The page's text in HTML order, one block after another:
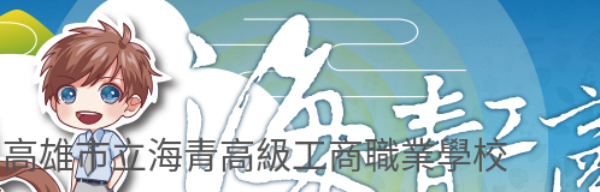
高雄市立海青高級工商職業學校